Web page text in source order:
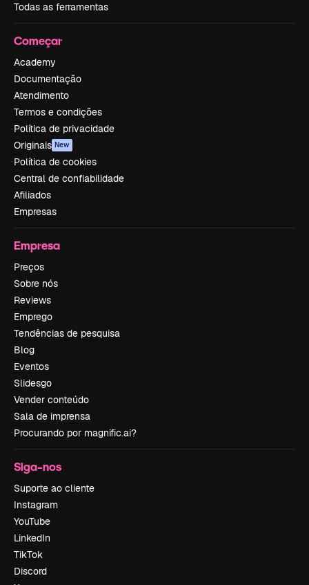
Todas as ferramentas
Começar
Academy
Documentação
Atendimento
Termos e condições
Política de privacidade
Originais New
Política de cookies
Central de confiabilidade
Afiliados
Empresas
Empresa
Preços
Sobre nós
Reviews
Emprego
Tendências de pesquisa
Blog
Eventos
Slidesgo
Vender conteúdo
Sala de imprensa
Procurando por magnific.ai?
Siga-nos
Suporte ao cliente
Instagram
YouTube
LinkedIn
TikTok
Discord